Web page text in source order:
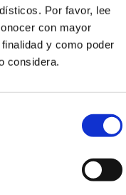
Por favor, lee
con mayor
y como poder
considera.